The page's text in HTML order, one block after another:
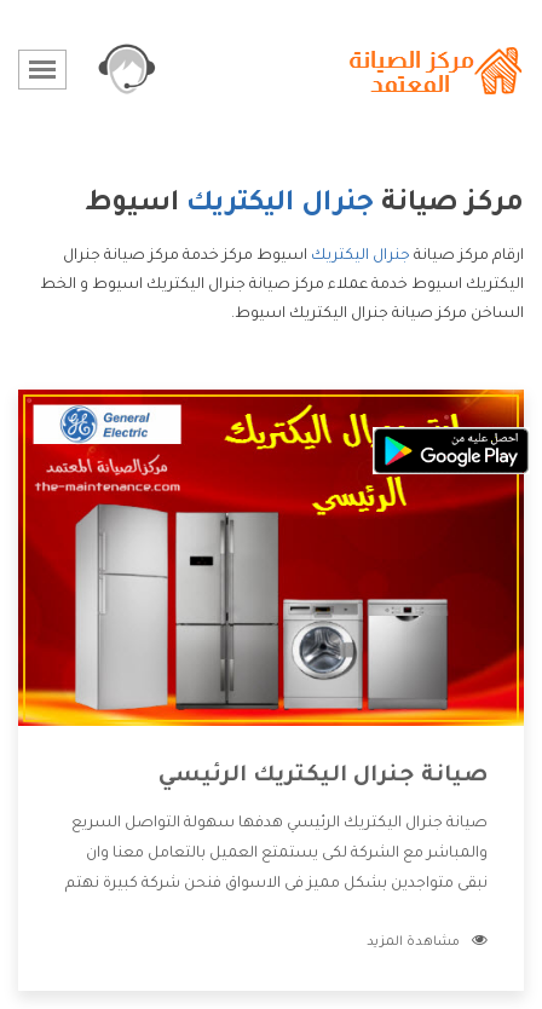
مركز صيانة جنرال اليكتريك اسيوط
ارقام مركز صيانة جنرال اليكتريك اسيوط مركز خدمة مركز صيانة جنرال
اليكتريك اسيوط خدمة عملاء مركز صيانة جنرال اليكتريك اسيوط و الخط
الساخن مركز صيانة جنرال اليكتريك اسيوط.
صيانة جنرال اليكتريك الرئيسي
صيانة جنرال اليكتريك الرئيسي هدفها سهولة التواصل السريع
والمباشر مع الشركة لكى يستمتع العميل بالتعامل معنا وان
نبقى متواجدين بشكل مميز فى الاسواق فنحن شركة كبيرة نهتم
الشركة بها والتى تكون منها خدمة الصيانة التى تكون من أهم
مشاهدة المزيد